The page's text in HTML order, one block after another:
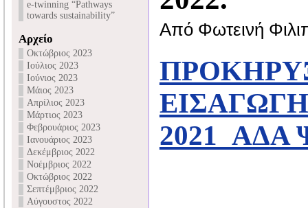
e-twinning “Pathways
towards sustainability”
Αρχείο
Οκτώβριος 2023
Ιούλιος 2023
Ιούνιος 2023
Μάιος 2023
Απρίλιος 2023
Μάρτιος 2023
Φεβρουάριος 2023
Ιανουάριος 2023
Δεκέμβριος 2022
Νοέμβριος 2022
Οκτώβριος 2022
Σεπτέμβριος 2022
Αύγουστος 2022
Από Φωτεινή